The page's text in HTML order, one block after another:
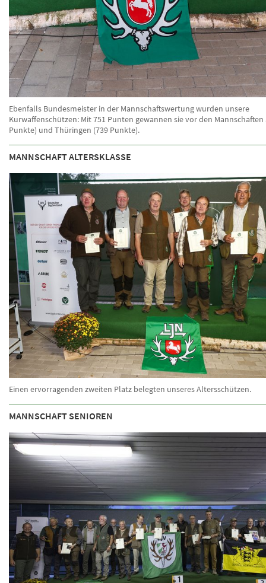
Ebenfalls Bundesmeister in der Mannschaftswertung wurden unsere
Kurwaffenschützen: Mit 751 Punten gewannen sie vor den Mannschaften
Punkte) und Thüringen (739 Punkte).
MANNSCHAFT ALTERSKLASSE
Einen ervorragenden zweiten Platz belegten unseres Altersschützen.
MANNSCHAFT SENIOREN